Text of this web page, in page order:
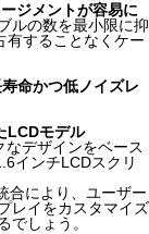
ジメントが容易に
ルの数を最小限に抑
有することなくケー
命かつ低ノイズレ
LCDモデル
デザインをベース
インチLCDスクリ
合により、ユーザー
レイをカスタマイズ
でしょう。